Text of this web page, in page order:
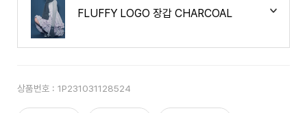
FLUFFY LOGO 장갑 CHARCOAL
상품번호 : 1P231031128524